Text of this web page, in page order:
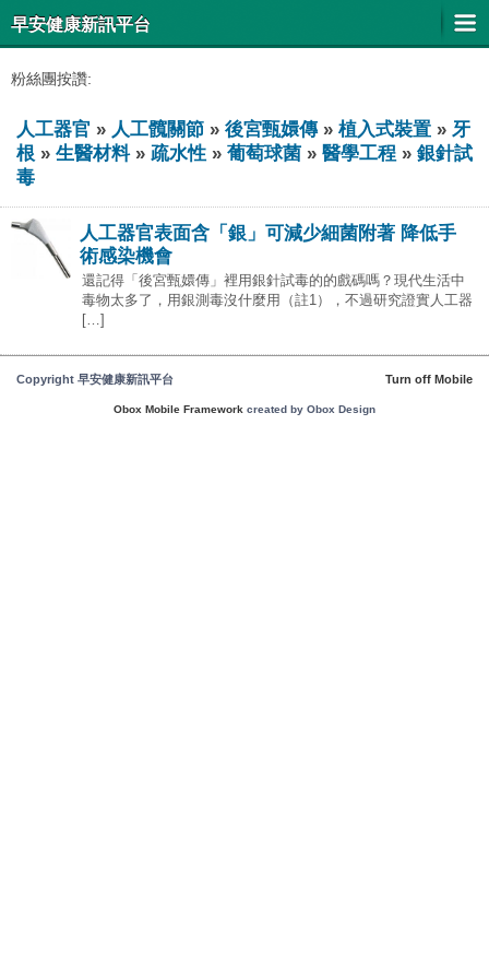
早安健康新訊平台
粉絲團按讚:
人工器官 » 人工髖關節 » 後宮甄嬛傳» 植入式裝置 » 牙
根 » 生醫材料» 疏水性 » 葡萄球菌 » 醫學工程 » 銀針試
毒
人工器官表面含「銀」可減少細菌附著 降低手
術感染機會
還記得「後宮甄嬛傳」裡用銀針試毒的的戲碼嗎？現代生活中
毒物太多了，用銀測毒沒什麼用（註1），不過研究證實人工器
[…]
Copyright 早安健康新訊平台 Turn off Mobile
Obox Mobile Framework created by Obox Design